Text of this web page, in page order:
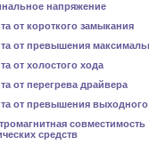
напряжение
от короткого замыкания
от превышения
от холостого хода
от перегрева драйвера
от превышения
совместимость
средств